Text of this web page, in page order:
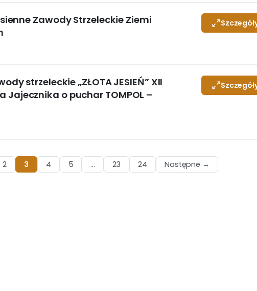
Zawody Strzeleckie Ziemi
strzeleckie „ZŁOTA JESIEŃ” XII
Jajecznika o puchar TOMPOL –
2 3 4 5 … 23 24 Następne →